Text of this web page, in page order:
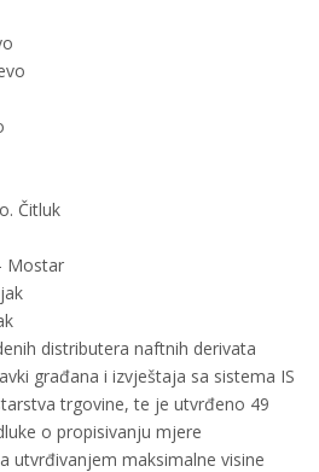
Čitluk
Mostar
distributera naftnih derivata
građana i izvještaja sa sistema IS
trgovine, te je utvrđeno 49
o propisivanju mjere
utvrđivanjem maksimalne visine